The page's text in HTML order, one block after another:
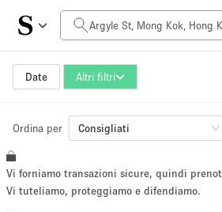
Date Altri filtri
Prezzo al giorno
HK$0
Dimensioni dello spazio
~ 13 persone
Ordina per Consigliati
Vi forniamo transazioni sicure, quindi
Vi tuteliamo, proteggiamo e difendiamo.